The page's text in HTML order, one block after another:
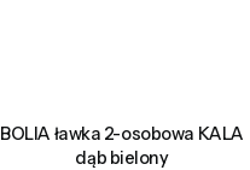
BOLIA ławka 2-osobowa KALA
dąb bielony